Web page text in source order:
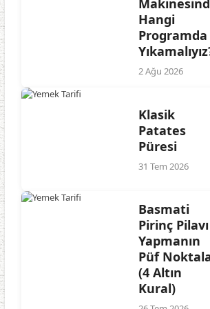
Hangi
Programda
2 Ağu 2026
Klasik
Patates
Püresi
31 Tem 2026
Basmati
Pirinç Pilavı
Yapmanın
Püf
(4 Altın
Kural)